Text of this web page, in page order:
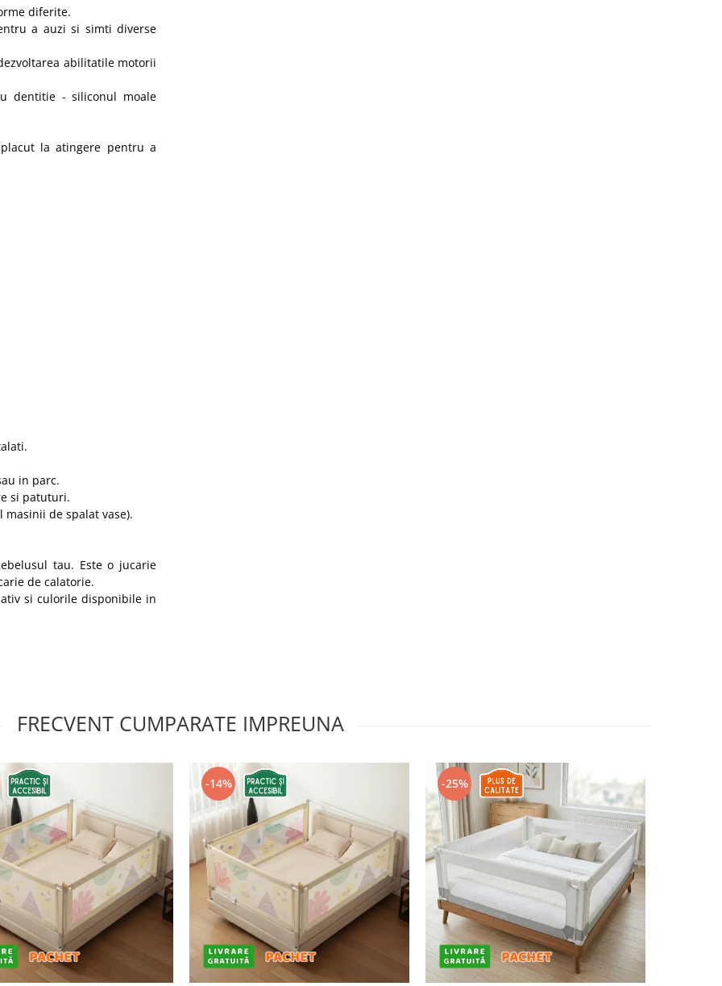
diferite.
a auzi si simti diverse
abilitatile motorii
dentitie - siliconul moale
la atingere pentru a
in parc.
si patuturi.
de spalat vase).
tau. Este o jucarie
de calatorie.
si culorile disponibile in
FRECVENT CUMPARATE IMPREUNA
-14% -25%